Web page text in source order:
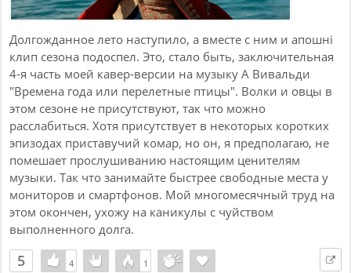
И тогда, мы словно дети,
Слышим музыку любви.
Брось тоску, взгляни на небо,
Сделай шаг к своей судьбе.
Здесь ты был, а там ты не был.
Дай ответ своей беде.
Обзор:
Этот текст представляет собой образец философской
лирики, тяготеющей к жанру баллады или рок-поэзии. В
центре повествования — экзистенциальный конфликт
между идеализированным прошлым и
травмированным настоящим, а также попытка
Долгожданное лето наступило, а вместе с ним и апошні
клип сезона подоспел. Это, стало быть, заключительная
4-я часть моей кавер-версии на музыку А Вивальди
"Времена года или перелетные птицы". Волки и овцы в
этом сезоне не присутствуют, так что можно
расслабиться. Хотя присутствует в некоторых коротких
эпизодах приставучий комар, но он, я предполагаю, не
помешает прослушиванию настоящим ценителям
музыки. Так что занимайте быстрее свободные места у
мониторов и смартфонов. Мой многомесячный труд на
этом окончен, ухожу на каникулы с чуйством
выполненного долга.
5 4
4 11